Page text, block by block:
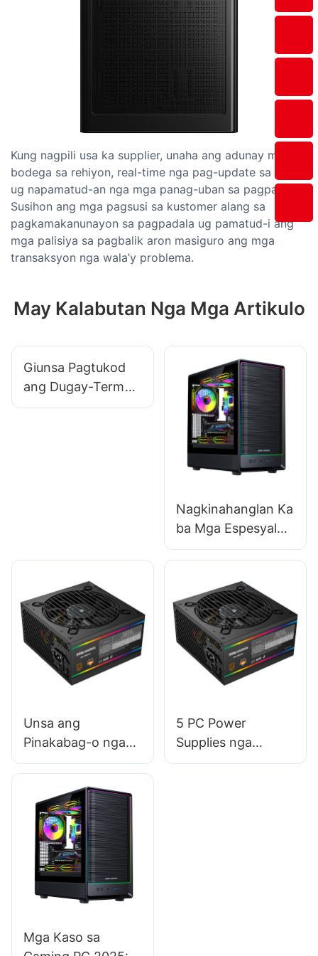
Kung nagpili usa ka supplier, unaha ang adunay mga
bodega sa rehiyon, real-time nga pag-update sa stock,
ug napamatud-an nga mga panag-uban sa pagpadala.
Susihon ang mga pagsusi sa kustomer alang sa
pagkamakanunayon sa pagpadala ug pamatud-i ang
mga palisiya sa pagbalik aron masiguro ang mga
transaksyon nga wala’y problema.
May Kalabutan Nga Mga Artikulo
Giunsa Pagtukod
ang Dugay-Term
nga Relasyon Uban
Nagkinahanglan Ka
ba Mga Espesyal
nga Lisensya Aron
Kaso sa PC?
Unsa ang
Pinakabag-o nga
Mga Suplay sa
adunay Mga
Feature sa Smart
Monitoring?
5 PC Power
Supplies nga
adunay Taas -
Mga Kaso sa